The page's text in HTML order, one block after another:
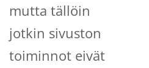
mutta tällöin
jotkin sivuston
toiminnot eivät